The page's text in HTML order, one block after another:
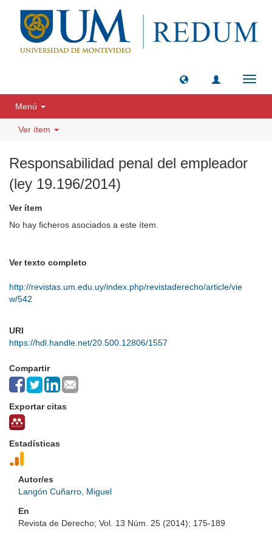
Menú
Ver ítem
Responsabilidad penal del empleador
(ley 19.196/2014)
Ver ítem
No hay ficheros asociados a este ítem.
Ver texto completo
http://revistas.um.edu.uy/index.php/revistaderecho/article/vie
w/542
URI
https://hdl.handle.net/20.500.12806/1557
Compartir
Exportar citas
Estadísticas
Autor/es
Langón Cuñarro, Miguel
En
Revista de Derecho; Vol. 13 Núm. 25 (2014); 175-189